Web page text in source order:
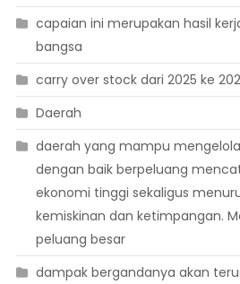
capaian ini merupakan hasil
bangsa
carry over stock dari 2025 ke
Daerah
daerah yang mampu
dengan baik berpeluang
ekonomi tinggi sekaligus
kemiskinan dan ketimpangan.
peluang besar
dampak bergandanya akan